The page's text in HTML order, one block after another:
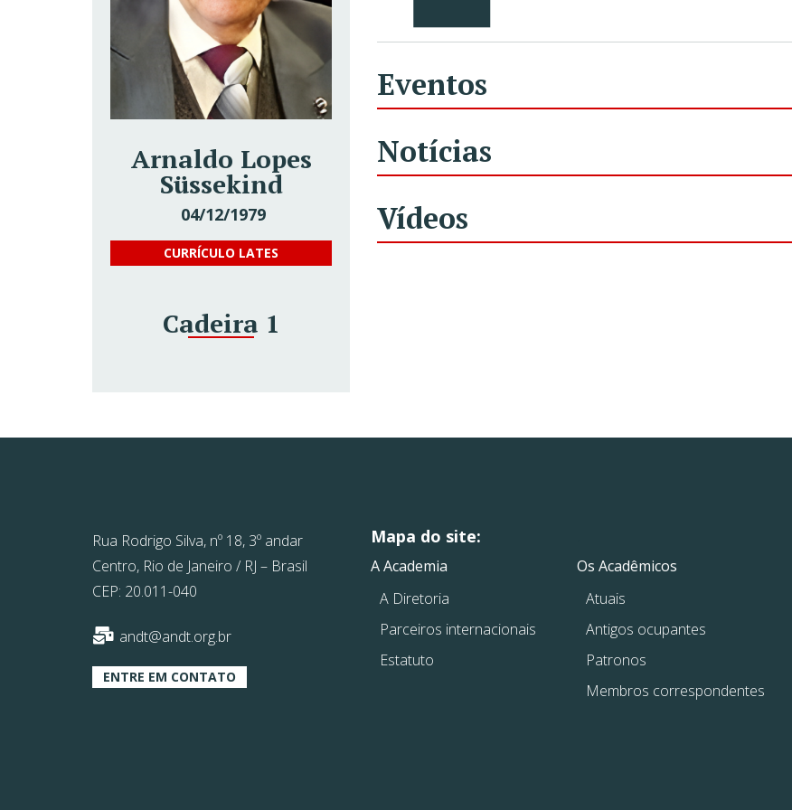
Arnaldo Lopes
Süssekind
04/12/1979
CURRÍCULO LATES
Cadeira 1
Eventos
Notícias
Vídeos
Rua Rodrigo Silva, nº 18, 3º andar
Centro, Rio de Janeiro / RJ – Brasil
CEP: 20.011-040
andt@andt.org.br
ENTRE EM CONTATO
Mapa do site:
A Academia
A Diretoria
Parceiros internacionais
Estatuto
Os Acadêmicos
Atuais
Antigos ocupantes
Patronos
Membros correspondentes